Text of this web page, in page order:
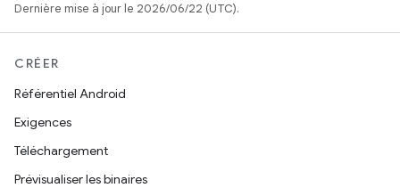
Dernière mise à jour le 2026/06/22 (UTC).
CRÉER
Référentiel Android
Exigences
Téléchargement
Prévisualiser les binaires